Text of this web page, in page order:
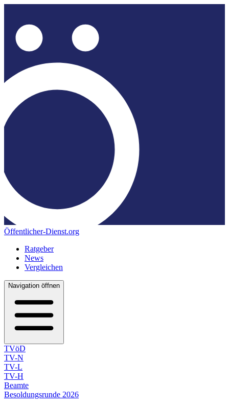
Öffentlicher-Dienst.org
Ratgeber
News
Vergleichen
Navigation öffnen
TVöD
TV-N
TV-L
TV-H
Beamte
Besoldungsrunde 2026